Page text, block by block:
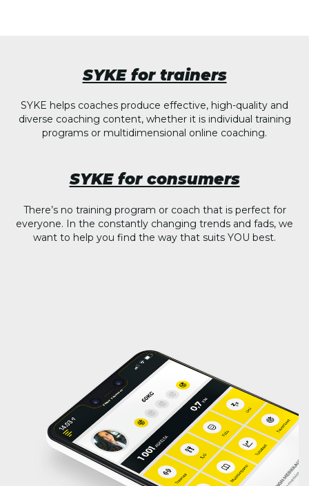
SYKE for trainers
SYKE helps coaches produce effective, high-quality and
diverse coaching content, whether it is individual training
programs or multidimensional online coaching.
SYKE for consumers
There’s no training program or coach that is perfect for
everyone. In the constantly changing trends and fads, we
want to help you find the way that suits YOU best.